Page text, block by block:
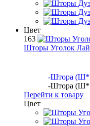
Цвет
163
Шторы Уголок
-Штора
-Штора
Перейти к товару
Цвет